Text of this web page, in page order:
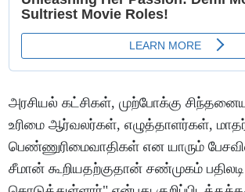
அரசியல் கட்சிகள், முற்போக்கு
உரிமை ஆர்வலர்கள், எழுத்தாளர்கள்,
பெண்ணுரிமைவாதிகள் என யாரும்
சீமான் கூறியதற்குதான் சண்முகம் பதிலடி